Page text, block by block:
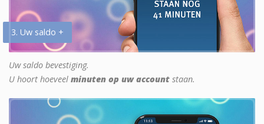
3. Uw saldo +
Uw saldo bevestiging.
U hoort hoeveel minuten op uw account staan.